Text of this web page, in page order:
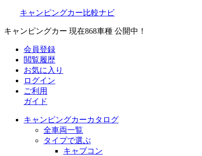
キャンピングカー比較ナビ
キャンピングカー 現在868車種 公開中！
会員登録
閲覧履歴
お気に入り
ログイン
ご利用
ガイド
キャンピングカーカタログ
全車両一覧
タイプで選ぶ
キャブコン